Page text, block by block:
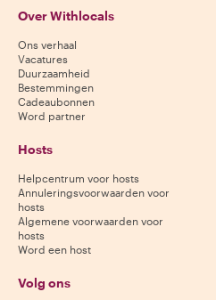
Over Withlocals
Ons verhaal
Vacatures
Duurzaamheid
Bestemmingen
Cadeaubonnen
Word partner
Hosts
Helpcentrum voor hosts
Annuleringsvoorwaarden voor
hosts
Algemene voorwaarden voor
hosts
Word een host
Volg ons